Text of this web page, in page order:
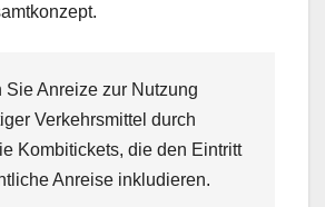
Sie Anreize zur Nutzung
Verkehrsmittel durch
Kombitickets, die den Eintritt
Anreise inkludieren.